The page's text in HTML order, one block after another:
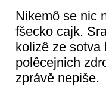
Nikemô se nic
fšecko cajk.
kolizê ze sotva
polêcejnich
zprávě nepiše.